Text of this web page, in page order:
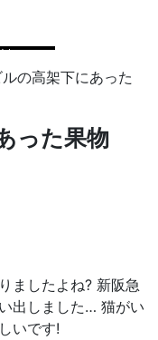
ト
の高架下にあった
った果物
ましたよね? 新阪急
出しました… 猫がい
いです!